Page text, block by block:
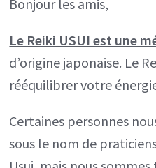
une
méthode
naturelle
Bonjour les amis,
Le Reiki USUI est une
d’origine japonaise. Le
rééquilibrer votre
Certaines personnes
sous le nom de